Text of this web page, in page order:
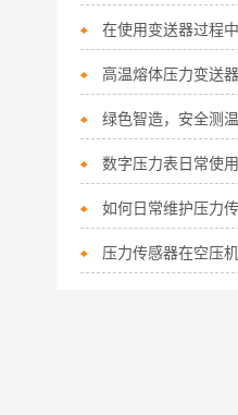
在使用变送器过程
数字压力表日常使
如何日常维护压力